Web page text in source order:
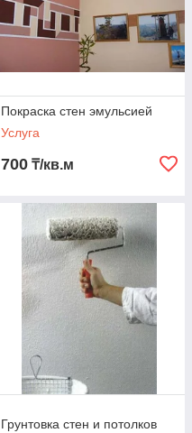
Покраска стен эмульсией
Услуга
700 ₸/кв.м
Грунтовка стен и потолков